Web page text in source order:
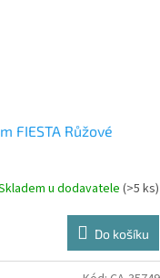
FIESTA Růžové
u dodavatele(>5 ks)
Do košíku